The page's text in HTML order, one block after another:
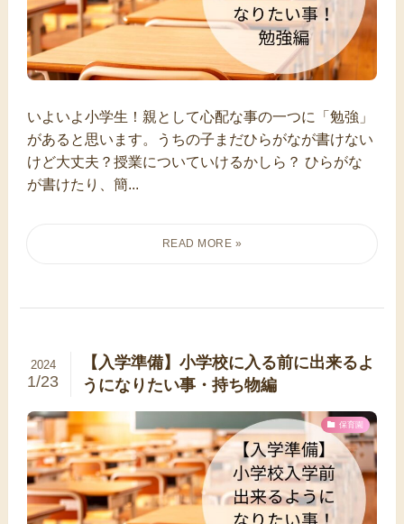
いよいよ小学生！親として心配な事の一つに「勉強」
があると思います。うちの子まだひらがなが書けない
けど大丈夫？授業についていけるかしら？ ひらがな
が書けたり、簡...
【入学準備】小学校に入る前に出来るよ
うになりたい事・持ち物編
2024
1/23
保育園